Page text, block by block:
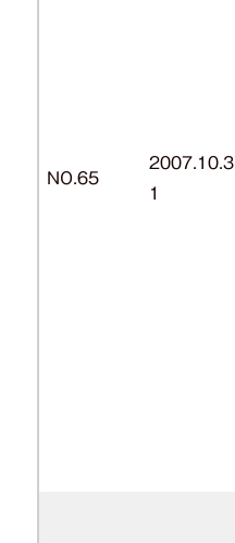
NO.65
2007.10.3
1